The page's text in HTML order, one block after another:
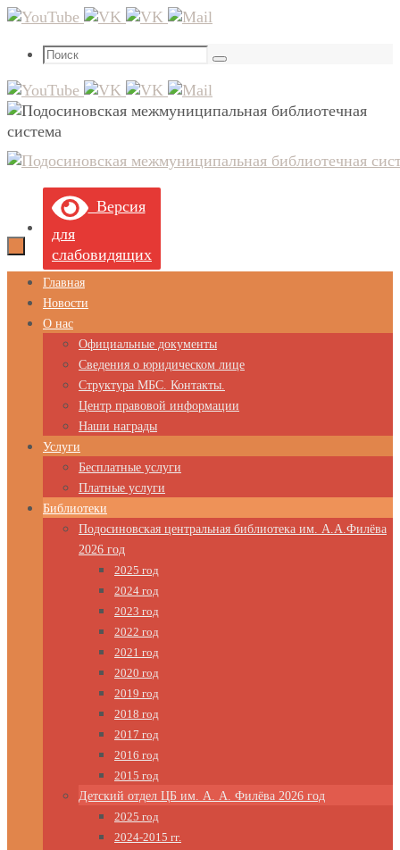
Перейти
содержимому
Что
Поиск
Версия
для
слабовидящих
Перейти
содержимому
Главная
Новости
О нас
Официальные документы
Сведения о юридическом лице
Структура МБС. Контакты.
Центр правовой информации
Наши награды
Услуги
Бесплатные услуги
Платные услуги
Библиотеки
Подосиновская центральная библиотека им. А.А.Филёва
2026 год
2025 год
2024 год
2023 год
2022 год
2021 год
2020 год
2019 год
2018 год
2017 год
2016 год
2015 год
Детский отдел ЦБ им. А. А. Филёва 2026 год
2025 год
2024-2015 гг.